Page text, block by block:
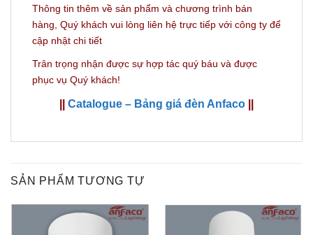
Thông tin thêm về sản phẩm và chương trình bán
hàng, Quý khách vui lòng liên hệ trực tiếp với công ty để
cập nhật chi tiết
Trân trọng nhận được sự hợp tác quý báu và được
phục vụ Quý khách!
Catalogue – Bảng giá đèn Anfaco
SẢN PHẨM TƯƠNG TỰ